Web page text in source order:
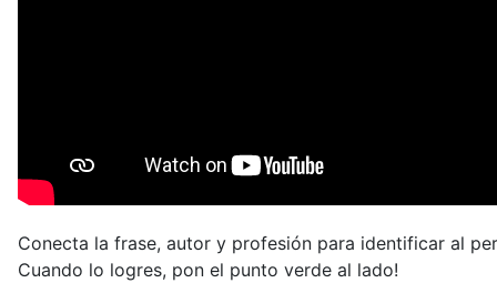
Conecta la frase, autor y profesión para identificar al
Cuando lo logres, pon el punto verde al lado!